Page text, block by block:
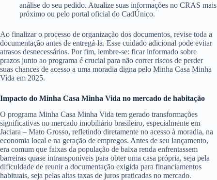
análise do seu pedido. Atualize suas informações no CRAS mais
próximo ou pelo portal oficial do CadÚnico.
Ao finalizar o processo de organização dos documentos, revise toda a
documentação antes de entregá-la. Esse cuidado adicional pode evitar
atrasos desnecessários. Por fim, lembre-se: ficar informado sobre
prazos junto ao programa é crucial para não correr riscos de perder
suas chances de acesso a uma moradia digna pelo Minha Casa Minha
Vida em 2025.
Impacto do Minha Casa Minha Vida no mercado de habitação
O programa Minha Casa Minha Vida tem gerado transformações
significativas no mercado imobiliário brasileiro, especialmente em
Jaciara – Mato Grosso, refletindo diretamente no acesso à moradia, na
economia local e na geração de empregos. Antes de seu lançamento,
era comum que faixas da população de baixa renda enfrentassem
barreiras quase intransponíveis para obter uma casa própria, seja pela
dificuldade de reunir a documentação exigida para financiamentos
habituais, seja pelas altas taxas de juros praticadas no mercado.